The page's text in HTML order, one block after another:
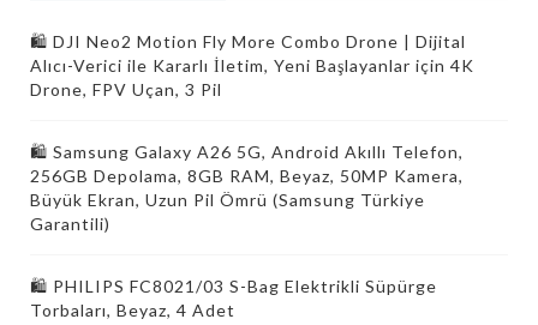
🛍 DJI Neo2 Motion Fly More Combo Drone | Dijital
Alıcı-Verici ile Kararlı İletim, Yeni Başlayanlar için 4K
Drone, FPV Uçan, 3 Pil
🛍 Samsung Galaxy A26 5G, Android Akıllı Telefon,
256GB Depolama, 8GB RAM, Beyaz, 50MP Kamera,
Büyük Ekran, Uzun Pil Ömrü (Samsung Türkiye
Garantili)
🛍 PHILIPS FC8021/03 S-Bag Elektrikli Süpürge
Torbaları, Beyaz, 4 Adet